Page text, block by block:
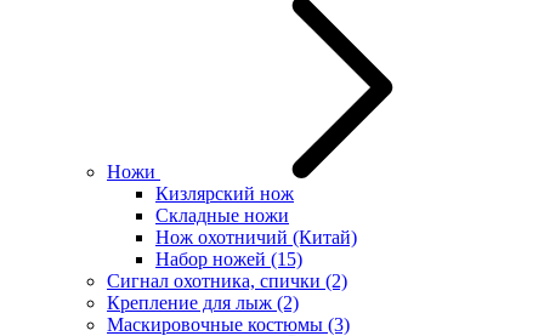
Ножи
Кизлярский нож
Складные ножи
Нож охотничий (Китай)
Набор ножей (15)
Сигнал охотника, спички (2)
Крепление для лыж (2)
Маскировочные костюмы (3)